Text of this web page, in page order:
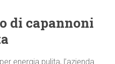
di capannoni
energia pulita, l’azienda